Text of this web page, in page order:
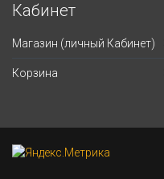
Кабинет
Магазин (личный Кабинет)
Корзина